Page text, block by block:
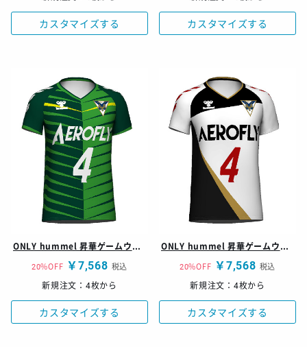
カスタマイズする カスタマイズする
ONLY hummel 昇華ゲームウェア レディースシャツ
20%OFF ￥7,568 税込
新規注文：4枚から
カスタマイズする
ONLY hummel 昇華ゲームウェア レディースシャツ
20%OFF ￥7,568 税込
新規注文：4枚から
カスタマイズする